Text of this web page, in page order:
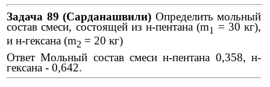
Задача 89 (Сарданашвили) Определить мольный
состав смеси, состоящей из н-пентана (m1
= 30 кг),
и н-гексана (m2 = 20 кг)
Ответ Мольный состав смеси н-пентана 0,358, н-
гексана - 0,642.